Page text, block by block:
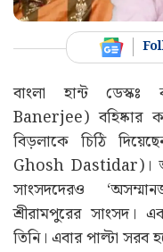
বাংলা হান্ট ডেস্কঃ
Banerjee) বহিষ্কার
বিড়লাকে চিঠি
Ghosh Dastidar)।
সাংসদদেরও
শ্রীরামপুরের
তিনি। এবার পাল্টা